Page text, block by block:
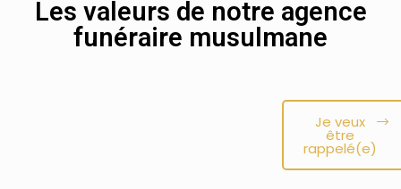
Les valeurs de notre agence
funéraire musulmane
Je veux
être
rappelé(e)